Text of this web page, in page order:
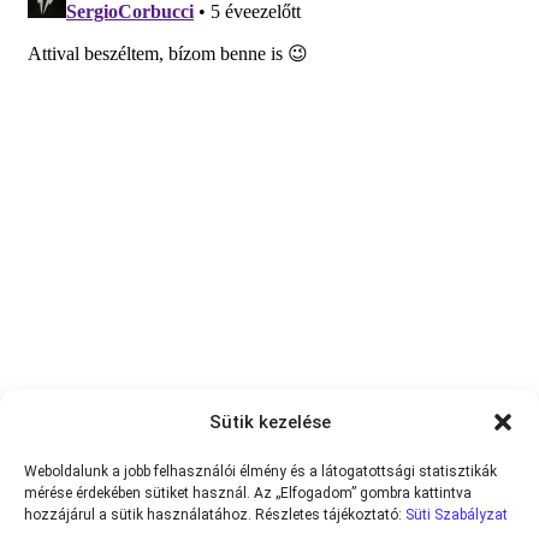
Sütik kezelése
Weboldalunk a jobb felhasználói élmény és a látogatottsági statisztikák
mérése érdekében sütiket használ. Az „Elfogadom” gombra kattintva
hozzájárul a sütik használatához. Részletes tájékoztató: Süti Szabályzat